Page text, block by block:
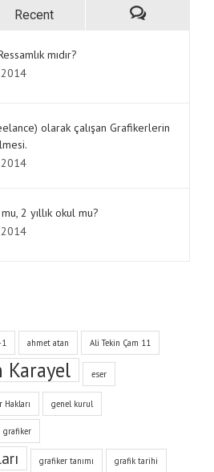
Recent
mıdır?
olarak çalışan Grafikerlerin
2 yıllık okul mu?
1 ahmet atan Ali Tekin Çam 11
Karayel eser
Hakları genel kurul
grafiker
grafiker tanımı grafik tarihi